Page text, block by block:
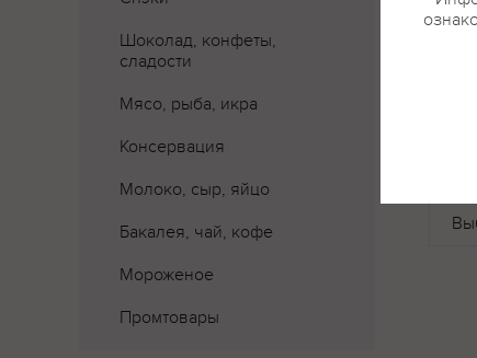
Шоколад, конфеты,
сладости
Мясо, рыба, икра
Консервация
Молоко, сыр, яйцо
Бакалея, чай, кофе
Мороженое
Промтовары